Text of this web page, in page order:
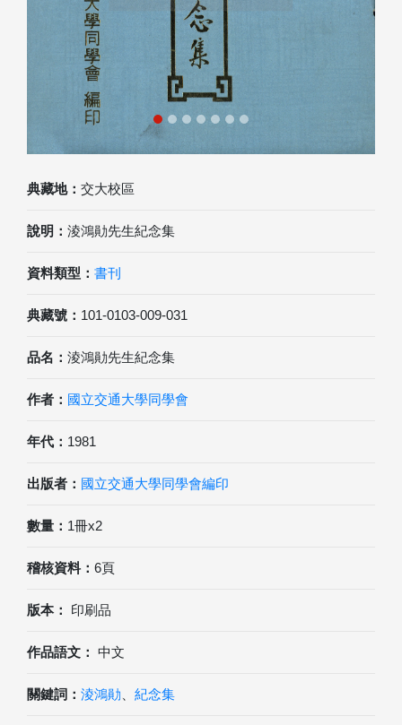
典藏地： 交大校區
說明： 淩鴻勛先生紀念集
資料類型： 書刊
典藏號： 101-0103-009-031
品名： 淩鴻勛先生紀念集
作者： 國立交通大學同學會
年代： 1981
出版者： 國立交通大學同學會編印
數量： 1冊x2
稽核資料： 6頁
版本： 印刷品
作品語文： 中文
關鍵詞： 淩鴻勛 紀念集